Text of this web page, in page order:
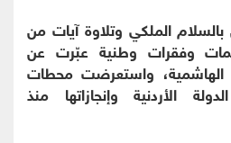
الملكي وتلاوة آيات من
وفقرات وطنية عبّرت عن
الهاشمية، واستعرضت محطات
الأردنية وإنجازاتها منذ